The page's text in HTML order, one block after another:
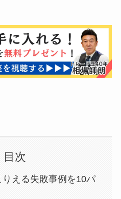
目次
える失敗事例を10パ